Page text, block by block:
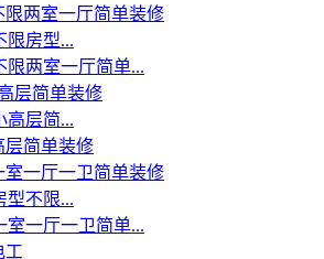
限房型...
限两室一厅简单...
高层简...
层简单装修
型不限...
室一厅一卫简单...